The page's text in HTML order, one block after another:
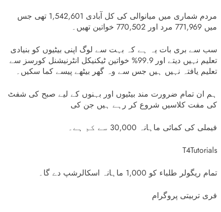
مردم شماری میں میانوالی کی کل آبادی 1,542,601 تھی جس
میں 771,969 مرد اور 770,502 خواتین تھیں۔
سب سے بری بات یہ ہے کہ بہت سے لوگ اپنی بیٹیوں کو بنیادی
تعلیم نہیں دیتے اور 99.9% خواتین ٹیکنیکل انٹرنیشنل کورسز سے
تعلیم یافتہ نہیں ہیں جس سے وہ گھر بیٹھے پیسے کما سکیں۔
ہم ان تمام ضرورت مند بیٹیوں اور بہنوں کے لیے صبح کی شفٹ
کی مفت کلاسیں شروع کر رہے ہیں جن کی
فیملی کی کمائی ماہانہ 30,000 سے کم ہے۔
T4Tutorials
تمام ریگولر طلباء کو 1,000 ماہانہ اسکالرشپ دے گا۔
فری تربیتی پروگرام